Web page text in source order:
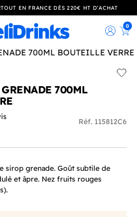
EN FRANCE DÈS 220€ HT D’ACHAT
0
700ML
Réf. 115812C6
sirop grenade. Goût subtile de
et âpre. Nez fruits rouges